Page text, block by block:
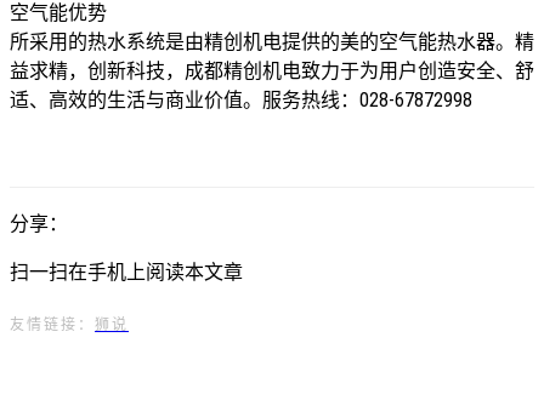
空气能优势
所采用的热水系统是由精创机电提供的美的空气能热水器。精
益求精，创新科技，成都精创机电致力于为用户创造安全、舒
适、高效的生活与商业价值。服务热线：028-67872998
分享：
扫一扫在手机上阅读本文章
友情链接： 狮说